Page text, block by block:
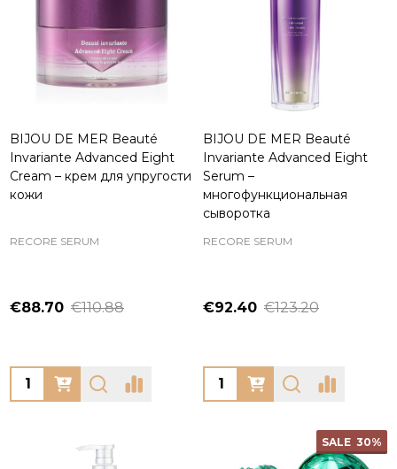
BIJOU DE MER Beauté
Invariante Advanced Eight
Cream – крем для упругости
кожи
RECORE SERUM
€88.70 €110.88
Quantity:
BIJOU DE MER Beauté
Invariante Advanced Eight
Serum –
многофункциональная
сыворотка
RECORE SERUM
€92.40 €123.20
Quantity:
SALE 30%